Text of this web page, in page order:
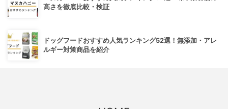
高さを徹底比較・検証
ドッグフードおすすめ人気ランキング52選！無添加・アレ
ルギー対策商品を紹介